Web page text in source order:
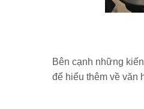
Bên cạnh những
để hiểu thêm về văn